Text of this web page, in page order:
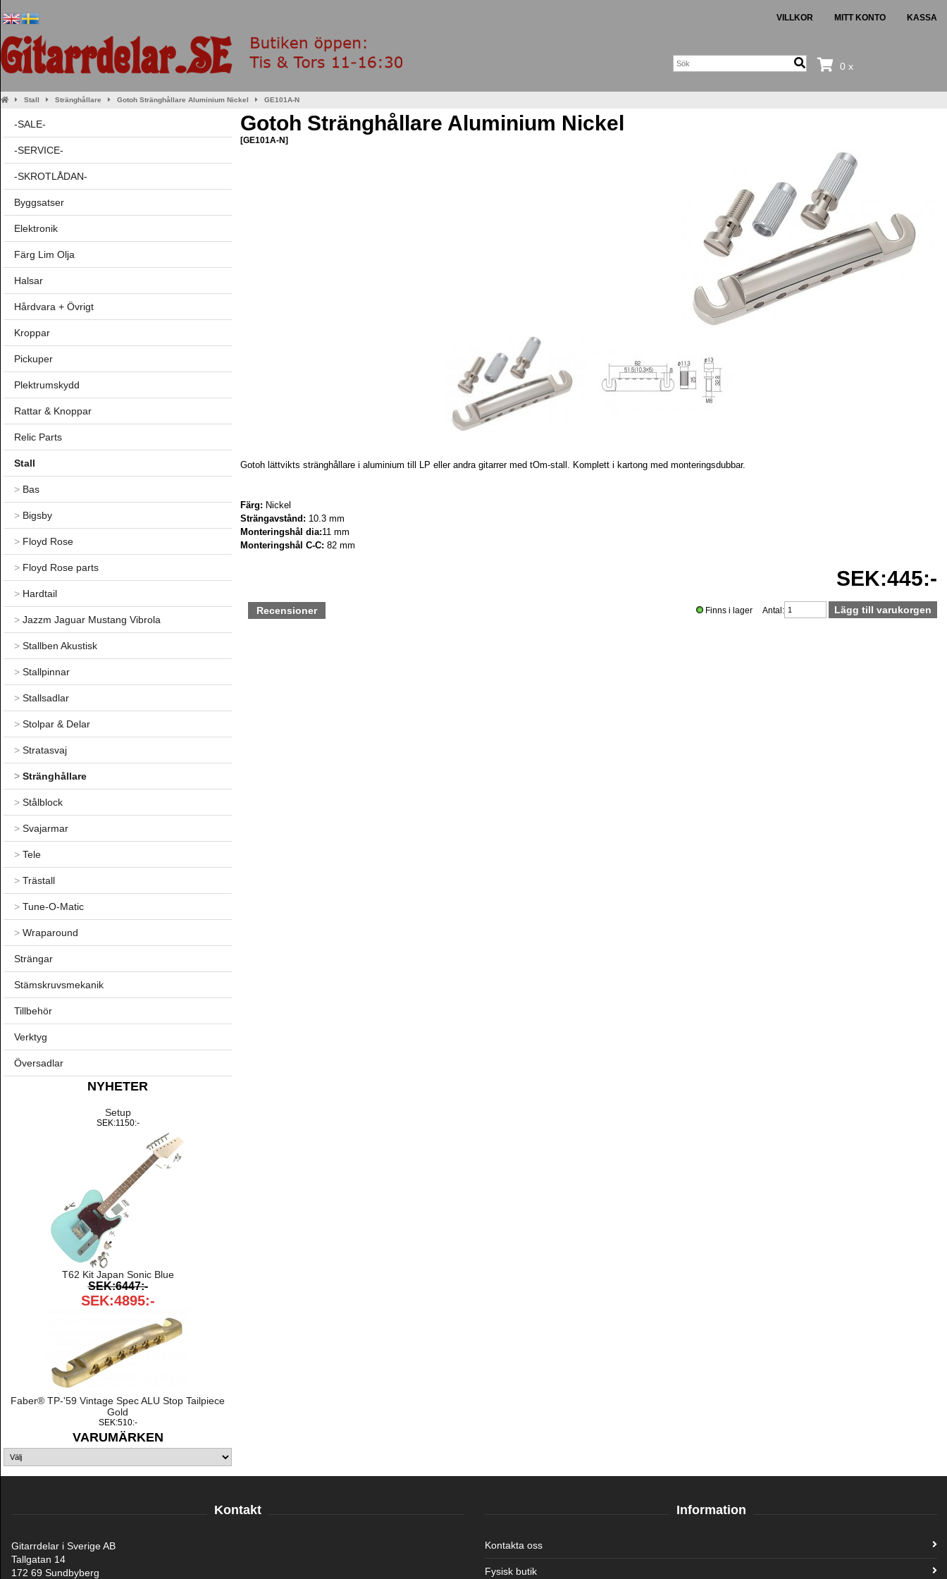
VILLKOR MITT KONTO KASSA
0 x
Stall Stränghållare Gotoh Stränghållare Aluminium Nickel GE101A-N
-SALE-
-SERVICE-
-SKROTLÅDAN-
Byggsatser
Elektronik
Färg Lim Olja
Halsar
Hårdvara + Övrigt
Kroppar
Pickuper
Plektrumskydd
Rattar & Knoppar
Relic Parts
Stall
> Bas
> Bigsby
> Floyd Rose
> Floyd Rose parts
> Hardtail
> Jazzm Jaguar Mustang Vibrola
> Stallben Akustisk
> Stallpinnar
> Stallsadlar
> Stolpar & Delar
> Stratasvaj
> Stränghållare
> Stålblock
> Svajarmar
> Tele
> Trästall
> Tune-O-Matic
> Wraparound
Strängar
Stämskruvsmekanik
Tillbehör
Verktyg
Översadlar
NYHETER
Setup
SEK:1150:-
T62 Kit Japan Sonic Blue
SEK:6447:-
SEK:4895:-
Faber® TP-'59 Vintage Spec ALU Stop Tailpiece
Gold
SEK:510:-
VARUMÄRKEN
Gotoh Stränghållare Aluminium Nickel
[GE101A-N]
Gotoh lättvikts stränghållare i aluminium till LP eller andra gitarrer med tOm-stall. Komplett i kartong med monteringsdubbar.
Färg: Nickel
Strängavstånd: 10.3 mm
Monteringshål dia:11 mm
Monteringshål C-C: 82 mm
Recensioner
SEK:445:-
Finns i lager Antal:
Kontakt
Gitarrdelar i Sverige AB
Tallgatan 14
172 69 Sundbyberg
Information
Kontakta oss
Fysisk butik